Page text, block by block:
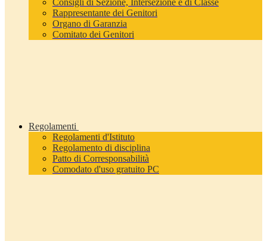
Consigli di Sezione, Intersezione e di Classe
Rappresentante dei Genitori
Organo di Garanzia
Comitato dei Genitori
Regolamenti
Regolamenti d'Istituto
Regolamento di disciplina
Patto di Corresponsabilità
Comodato d'uso gratuito PC